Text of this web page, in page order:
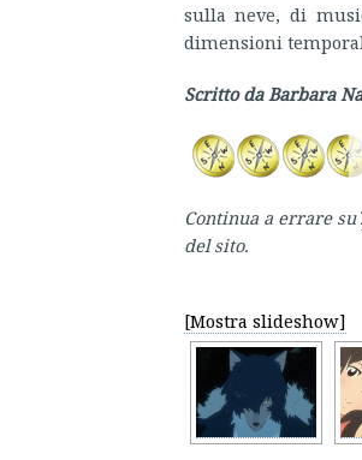
sulla neve, di
dimensioni
Scritto da Barbara
Continua a errare su
del sito.
[Mostra slideshow]